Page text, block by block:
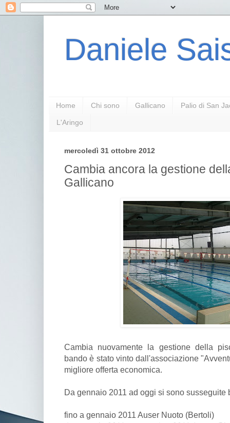
Daniele
Home Chi sono Gallicano Palio di San
L'Aringo
mercoledì 31 ottobre 2012
Cambia ancora la gestione
Gallicano
Cambia nuovamente la gestione della
bando è stato vinto dall'associazione
migliore offerta economica.
Da gennaio 2011 ad oggi si sono susseguite
fino a gennaio 2011 Auser Nuoto (Bertoli)